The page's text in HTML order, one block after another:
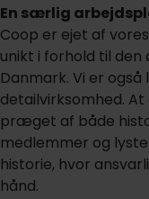
En særlig
Coop er ejet af
unikt i forhold til den
Danmark. Vi er
detailvirksomhed.
præget af både
medlemmer og
historie, hvor
hånd.